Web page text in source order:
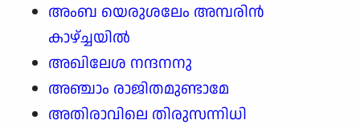
അംബ യെരുശലേം അമ്പരിൻ
കാഴ്ച്ചയിൽ
അഖിലേശ നന്ദനനു
അഞ്ചാം രാജിതമുണ്ടാമേ
അതിരാവിലെ തിരുസന്നിധി